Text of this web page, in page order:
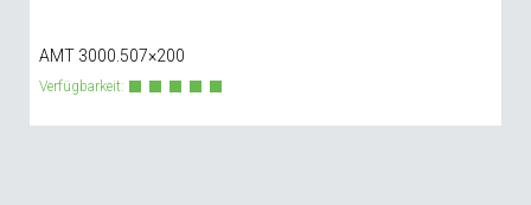
AMT 3000.507×200
Verfügbarkeit: